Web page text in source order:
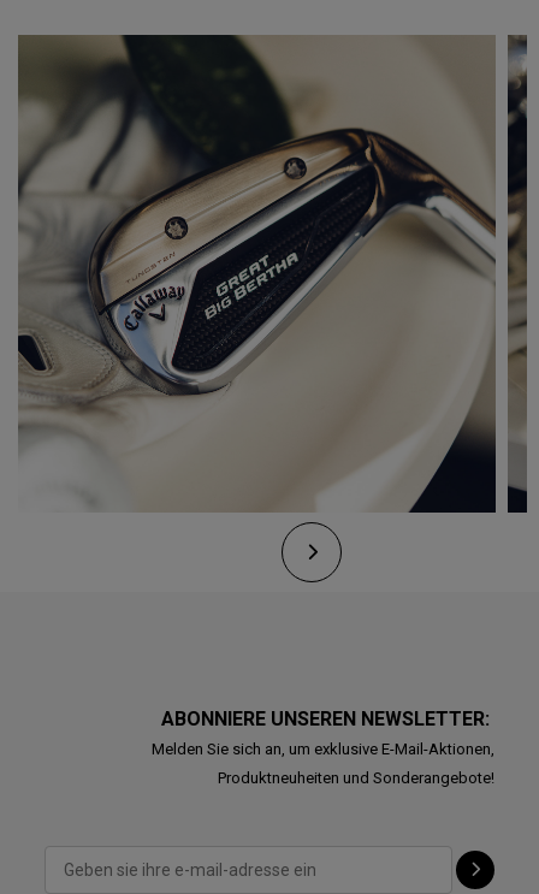
ABONNIERE UNSEREN NEWSLETTER:
Melden Sie sich an, um exklusive E-Mail-Aktionen,
Produktneuheiten und Sonderangebote!